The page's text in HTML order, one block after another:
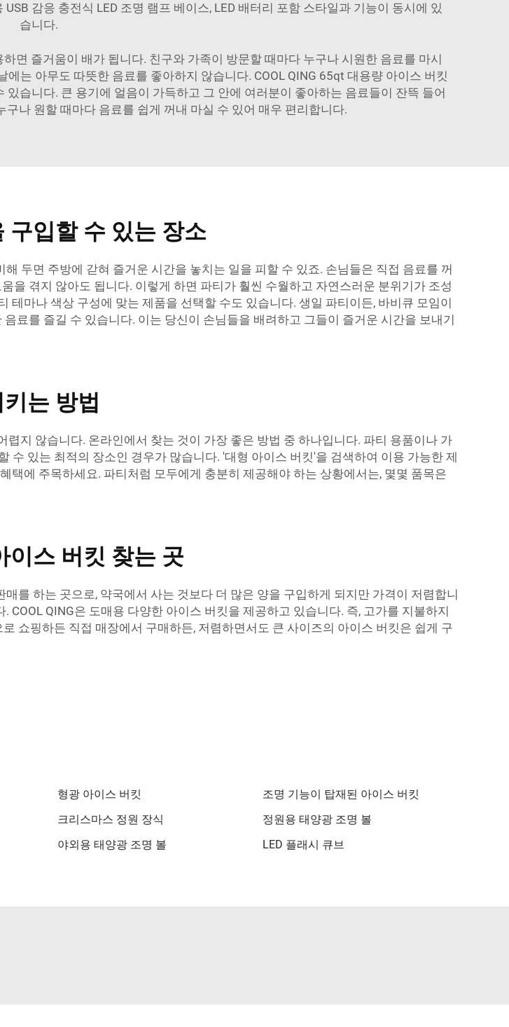
감응 충전식 LED 조명 램프 베이스, LED 배터리 포함 스타일과 기능이 동시에 있
습니다.
면 즐거움이 배가 됩니다. 친구와 가족이 방문할 때마다 누구나 시원한 음료를 마시
는 아무도 따뜻한 음료를 좋아하지 않습니다. COOL QING 65qt 대용량 아이스 버킷
습니다. 큰 용기에 얼음이 가득하고 그 안에 여러분이 좋아하는 음료들이 잔뜩 들어
나 원할 때마다 음료를 쉽게 꺼내 마실 수 있어 매우 편리합니다.
구입할 수 있는 장소
두면 주방에 갇혀 즐거운 시간을 놓치는 일을 피할 수 있죠. 손님들은 직접 음료를 꺼
을 겪지 않아도 됩니다. 이렇게 하면 파티가 훨씬 수월하고 자연스러운 분위기가 조성
마나 색상 구성에 맞는 제품을 선택할 수도 있습니다. 생일 파티이든, 바비큐 모임이
료를 즐길 수 있습니다. 이는 당신이 손님들을 배려하고 그들이 즐거운 시간을 보내기
는 방법
지 않습니다. 온라인에서 찾는 것이 가장 좋은 방법 중 하나입니다. 파티 용품이나 가
있는 최적의 장소인 경우가 많습니다. '대형 아이스 버킷'을 검색하여 이용 가능한 제
택에 주목하세요. 파티처럼 모두에게 충분히 제공해야 하는 상황에서는, 몇몇 품목은
이스 버킷 찾는 곳
를 하는 곳으로, 약국에서 사는 것보다 더 많은 양을 구입하게 되지만 가격이 저렴합니
QING은 도매용 다양한 아이스 버킷을 제공하고 있습니다. 즉, 고가를 지불하지
쇼핑하든 직접 매장에서 구매하든, 저렴하면서도 큰 사이즈의 아이스 버킷은 쉽게 구
형광 아이스 버킷
조명 기능이 탑재된 아이스 버킷
크리스마스 정원 장식
정원용 태양광 조명 볼
야외용 태양광 조명 볼 LED 플래시 큐브